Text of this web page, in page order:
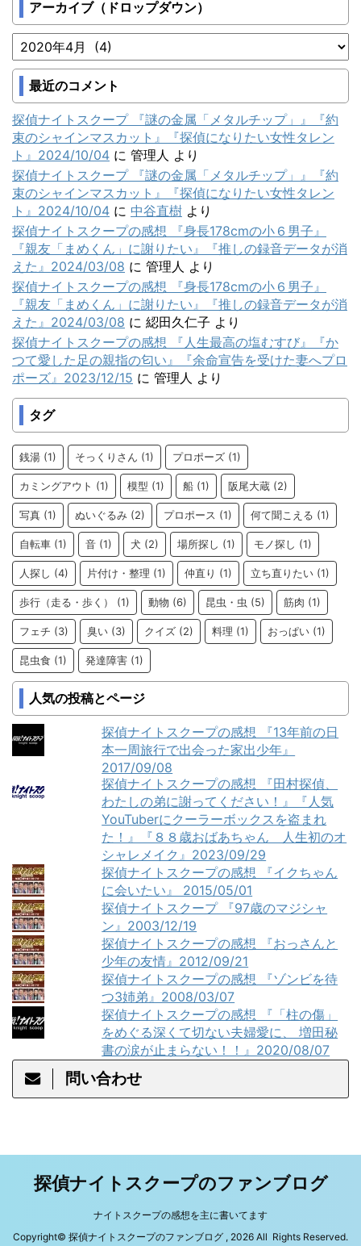
アーカイブ（ドロップダウン）
最近のコメント
探偵ナイトスクープ 『謎の金属「メタルチップ」』『約
束のシャインマスカット』『探偵になりたい女性タレン
ト』2024/10/04 に 管理人 より
探偵ナイトスクープ 『謎の金属「メタルチップ」』『約
束のシャインマスカット』『探偵になりたい女性タレン
ト』2024/10/04 に 中谷直樹 より
探偵ナイトスクープの感想 『身長178cmの小６男子』
『親友「まめくん」に謝りたい』『推しの録音データが消
えた』2024/03/08 に 管理人 より
探偵ナイトスクープの感想 『身長178cmの小６男子』
『親友「まめくん」に謝りたい』『推しの録音データが消
えた』2024/03/08 に 綛田久仁子 より
探偵ナイトスクープの感想 『人生最高の塩むすび』『か
つて愛した足の親指の匂い』『余命宣告を受けた妻へプロ
ポーズ』2023/12/15 に 管理人 より
タグ
銭湯 (1) そっくりさん (1) プロポーズ (1)
カミングアウト (1) 模型 (1) 船 (1) 阪尾大蔵 (2)
写真 (1) ぬいぐるみ (2) プロポース (1) 何て聞こえる (1)
自転車 (1) 音 (1) 犬 (2) 場所探し (1) モノ探し (1)
人探し (4) 片付け・整理 (1) 仲直り (1) 立ち直りたい (1)
歩行（走る・歩く） (1) 動物 (6) 昆虫・虫 (5) 筋肉 (1)
フェチ (3) 臭い (3) クイズ (2) 料理 (1) おっぱい (1)
昆虫食 (1) 発達障害 (1)
人気の投稿とページ
探偵ナイトスクープの感想 『13年前の日
本一周旅行で出会った家出少年』
2017/09/08
探偵ナイトスクープの感想 『田村探偵、
わたしの弟に謝ってください！』『人気
YouTuberにクーラーボックスを盗まれ
た！』『８８歳おばあちゃん 人生初のオ
シャレメイク』2023/09/29
探偵ナイトスクープの感想 『イクちゃん
に会いたい』 2015/05/01
探偵ナイトスクープ 『97歳のマジシャ
ン』2003/12/19
探偵ナイトスクープの感想 『おっさんと
少年の友情』2012/09/21
探偵ナイトスクープの感想 『ゾンビを待
つ3姉弟』2008/03/07
探偵ナイトスクープの感想 『「柱の傷」
をめぐる深くて切ない夫婦愛に、 増田秘
書の涙が止まらない！！』2020/08/07
問い合わせ
探偵ナイトスクープのファンブログ
ナイトスクープの感想を主に書いてます
Copyright© 探偵ナイトスクープのファンブログ , 2026 All Rights Reserved.